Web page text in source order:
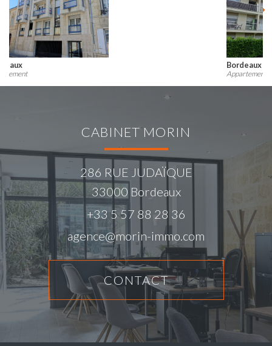
CABINET MORIN
286 RUE JUDAÏQUE
33000 Bordeaux
+33 5 57 88 28 36
agence@morin-immo.com
CONTACT